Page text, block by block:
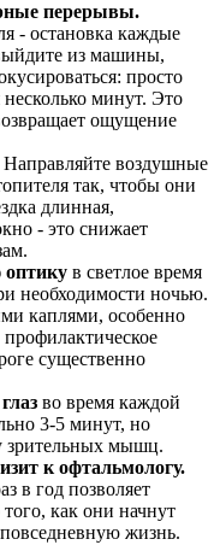
перерывы.
- остановка каждые
из машины,
просто
минут. Это
ощущение
Направляйте воздушные
так, чтобы они
длинная,
- это снижает
оптику в светлое время
необходимости ночью.
каплями, особенно
существенно
во время каждой
3-5 минут, но
зрительных мышц.
к офтальмологу.
в год позволяет
как они начнут
жизнь.